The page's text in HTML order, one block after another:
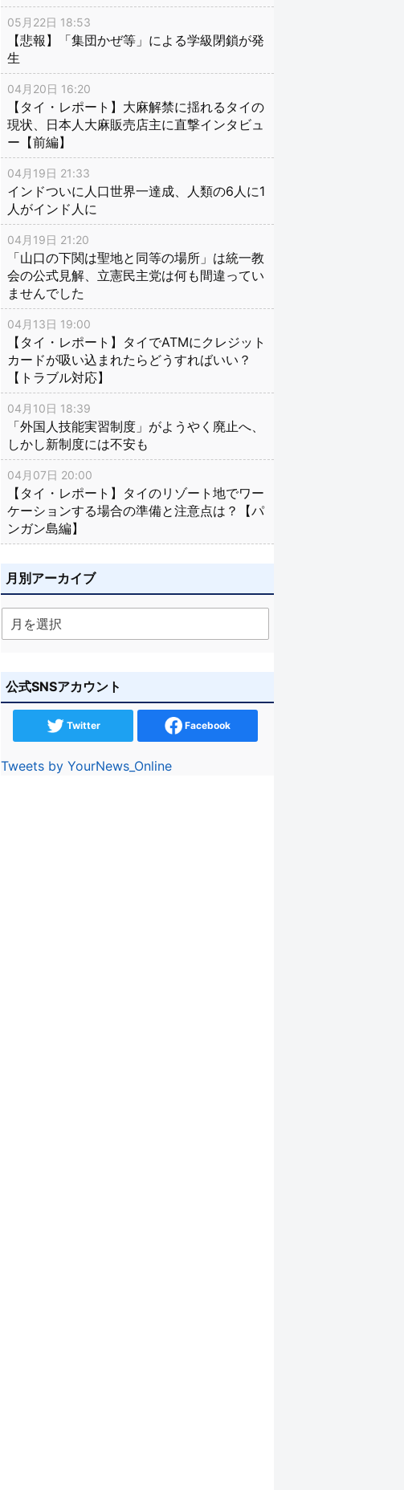
05月22日 18:53
【悲報】「集団かぜ等」による学級閉鎖が発
生
04月20日 16:20
【タイ・レポート】大麻解禁に揺れるタイの
現状、日本人大麻販売店主に直撃インタビュ
ー【前編】
04月19日 21:33
インドついに人口世界一達成、人類の6人に1
人がインド人に
04月19日 21:20
「山口の下関は聖地と同等の場所」は統一教
会の公式見解、立憲民主党は何も間違ってい
ませんでした
04月13日 19:00
【タイ・レポート】タイでATMにクレジット
カードが吸い込まれたらどうすればいい？
【トラブル対応】
04月10日 18:39
「外国人技能実習制度」がようやく廃止へ、
しかし新制度には不安も
04月07日 20:00
【タイ・レポート】タイのリゾート地でワー
ケーションする場合の準備と注意点は？【パ
ンガン島編】
月別アーカイブ
公式SNSアカウント
Twitter Facebook
Tweets by YourNews_Online